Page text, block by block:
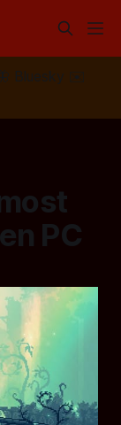
Bluesky
✉️
PC